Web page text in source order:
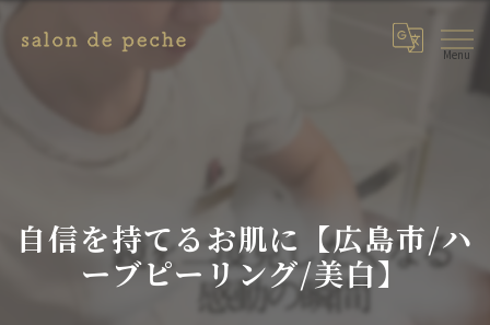
自信を持てるお肌に【広島市/ハ
ーブピーリング/美白】